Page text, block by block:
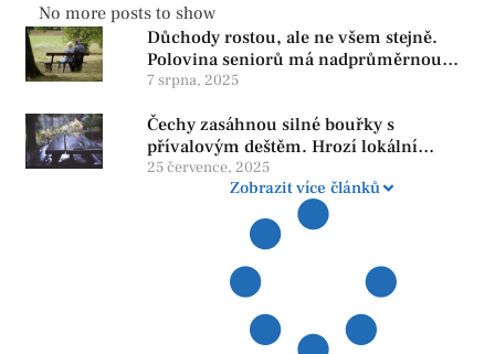
No more posts to show
Důchody rostou, ale ne všem stejně.
Polovina seniorů má nadprůměrnou
penzi, tisíce však žijí pod hranicí
reformy
7 srpna, 2025
Čechy zasáhnou silné bouřky s
přívalovým deštěm. Hrozí lokální
zatopení
25 července, 2025
Zobrazit více článků